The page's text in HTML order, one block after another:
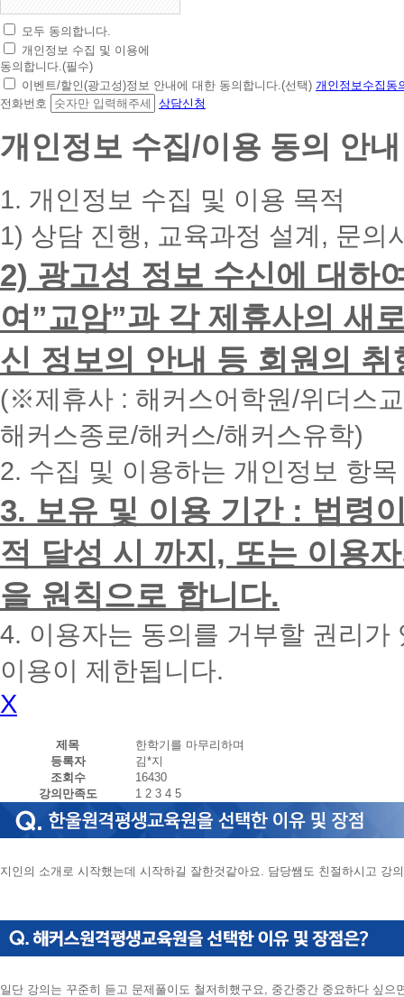
초
간
편
상
담
청
대
폰
입
력
시
면
빠
른
간
내
에
화
드
리
겠
습
니
다.
모두 동의합니다.
개인정보 수집 및 이용에
동의합니다.(필수)
이벤트/할인(광고성)정보 안내에 대한 동의합니다.(선택) 개인정보수집동
전화번호
상담신청
개인정보 수집/이용 동의 안내
1. 개인정보 수집 및 이용 목적
1) 상담 진행, 교육과정 설계, 문의
2) 광고성 정보 수신에 대하
여”교암”과 각 제휴사의 새
신 정보의 안내 등 회원의
(※제휴사 : 해커스어학원/위더스
해커스종로/해커스/해커스유학)
2. 수집 및 이용하는 개인정보 항
3. 보유 및 이용 기간 : 법령
적 달성 시 까지, 또는 이용
을 원칙으로 합니다.
4. 이용자는 동의를 거부할 권리
이용이 제한됩니다.
X
제목
한학기를 마무리하며
등록자
김*지
조회수
16430
강의만족도
1 2 3 4 5
지인의 소개로 시작했는데 시작하길 잘한것같아요. 담당쌤도 친절하시고 강
일단 강의는 꾸준히 듣고 문제풀이도 철저히했구요, 중간중간 중요하다 싶으